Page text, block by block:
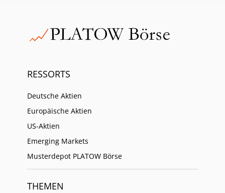
RESSORTS
Deutsche Aktien
Europäische Aktien
US-Aktien
Emerging Markets
Musterdepot PLATOW Börse
THEMEN